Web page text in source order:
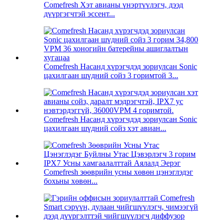
Comefresh Хэт авианы үнэртүүлэгч, дээд
дүүргэгчтэй эссент...
Comefresh Насанд хүрэгчдэд зориулсан Sonic
цахилгаан шүдний сойз 3 горимтой 3...
Comefresh Насанд хүрэгчдэд зориулсан Sonic
цахилгаан шүдний сойз хэт авиан...
Comefresh зөөврийн усны хөвөн цэнэглэдэг
бохьны хөвөн...